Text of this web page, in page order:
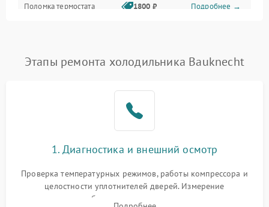
Поломка термостата 1800 ₽ Подробнее →
Поломка системы No Frost 2600 ₽ Подробнее →
работе
2000 ₽ Подробнее →
Этапы ремонта холодильника Bauknecht
1. Диагностика и внешний осмотр
Проверка температурных режимов, работы компрессора и
целостности уплотнителей дверей. Измерение
сопротивления обмоток мотора, проверка термостата и